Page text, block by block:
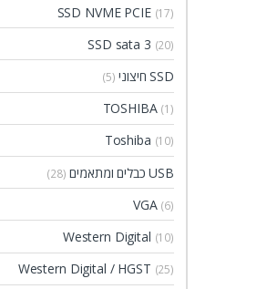
SSD NVME PCIE (17)
SSD sata 3 (20)
SSD חיצוני (5)
TOSHIBA (1)
Toshiba (10)
USB כבלים ומתאמים (28)
VGA (6)
Western Digital (10)
Western Digital / HGST (25)